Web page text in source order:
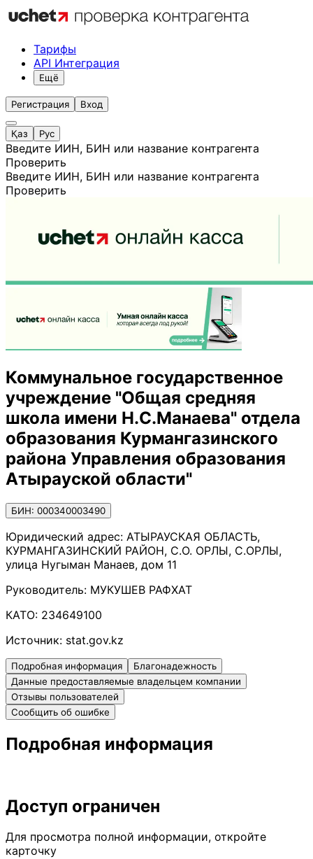
Тарифы
API Интеграция
Ещё
Регистрация Вход
Қаз Рус
Введите ИИН, БИН или название контрагента
Проверить
Введите ИИН, БИН или название контрагента
Проверить
Коммунальное государственное
учреждение "Общая средняя
школа имени Н.С.Манаева" отдела
образования Курмангазинского
района Управления образования
Атырауской области"
БИН: 000340003490
Юридический адрес: АТЫРАУСКАЯ ОБЛАСТЬ,
КУРМАНГАЗИНСКИЙ РАЙОН, С.О. ОРЛЫ, С.ОРЛЫ,
улица Нугыман Манаев, дом 11
Руководитель: МУКУШЕВ РАФХАТ
КАТО: 234649100
Источник: stat.gov.kz
Подробная информация
Благонадежность
Данные предоставляемые владельцем компании
Отзывы пользователей
Сообщить об ошибке
Подробная информация
Доступ ограничен
Для просмотра полной информации, откройте
карточку